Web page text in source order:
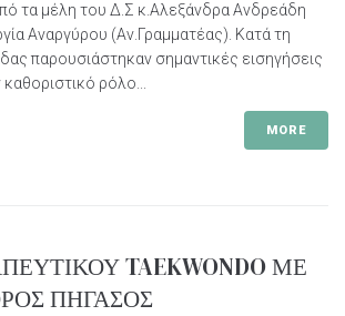
τα μέλη του Δ.Σ κ.Αλεξάνδρα Ανδρεάδη
Αναργύρου (Αν.Γραμματέας). Κατά τη
παρουσιάστηκαν σημαντικές εισηγήσεις
ρόλο...
MORE
TAEKWONDO ΜΕ
ΠΗΓΑΣΟΣ